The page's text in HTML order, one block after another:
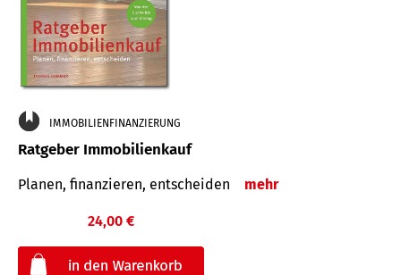
IMMOBILIENFINANZIERUNG
Ratgeber Immobilienkauf
Planen, finanzieren, entscheiden mehr
24,00 €